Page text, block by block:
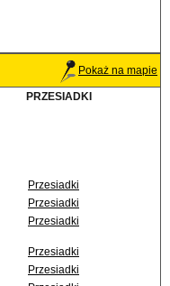
Pokaż na mapie
PRZESIADKI
Przesiadki
Przesiadki
Przesiadki
Przesiadki
Przesiadki